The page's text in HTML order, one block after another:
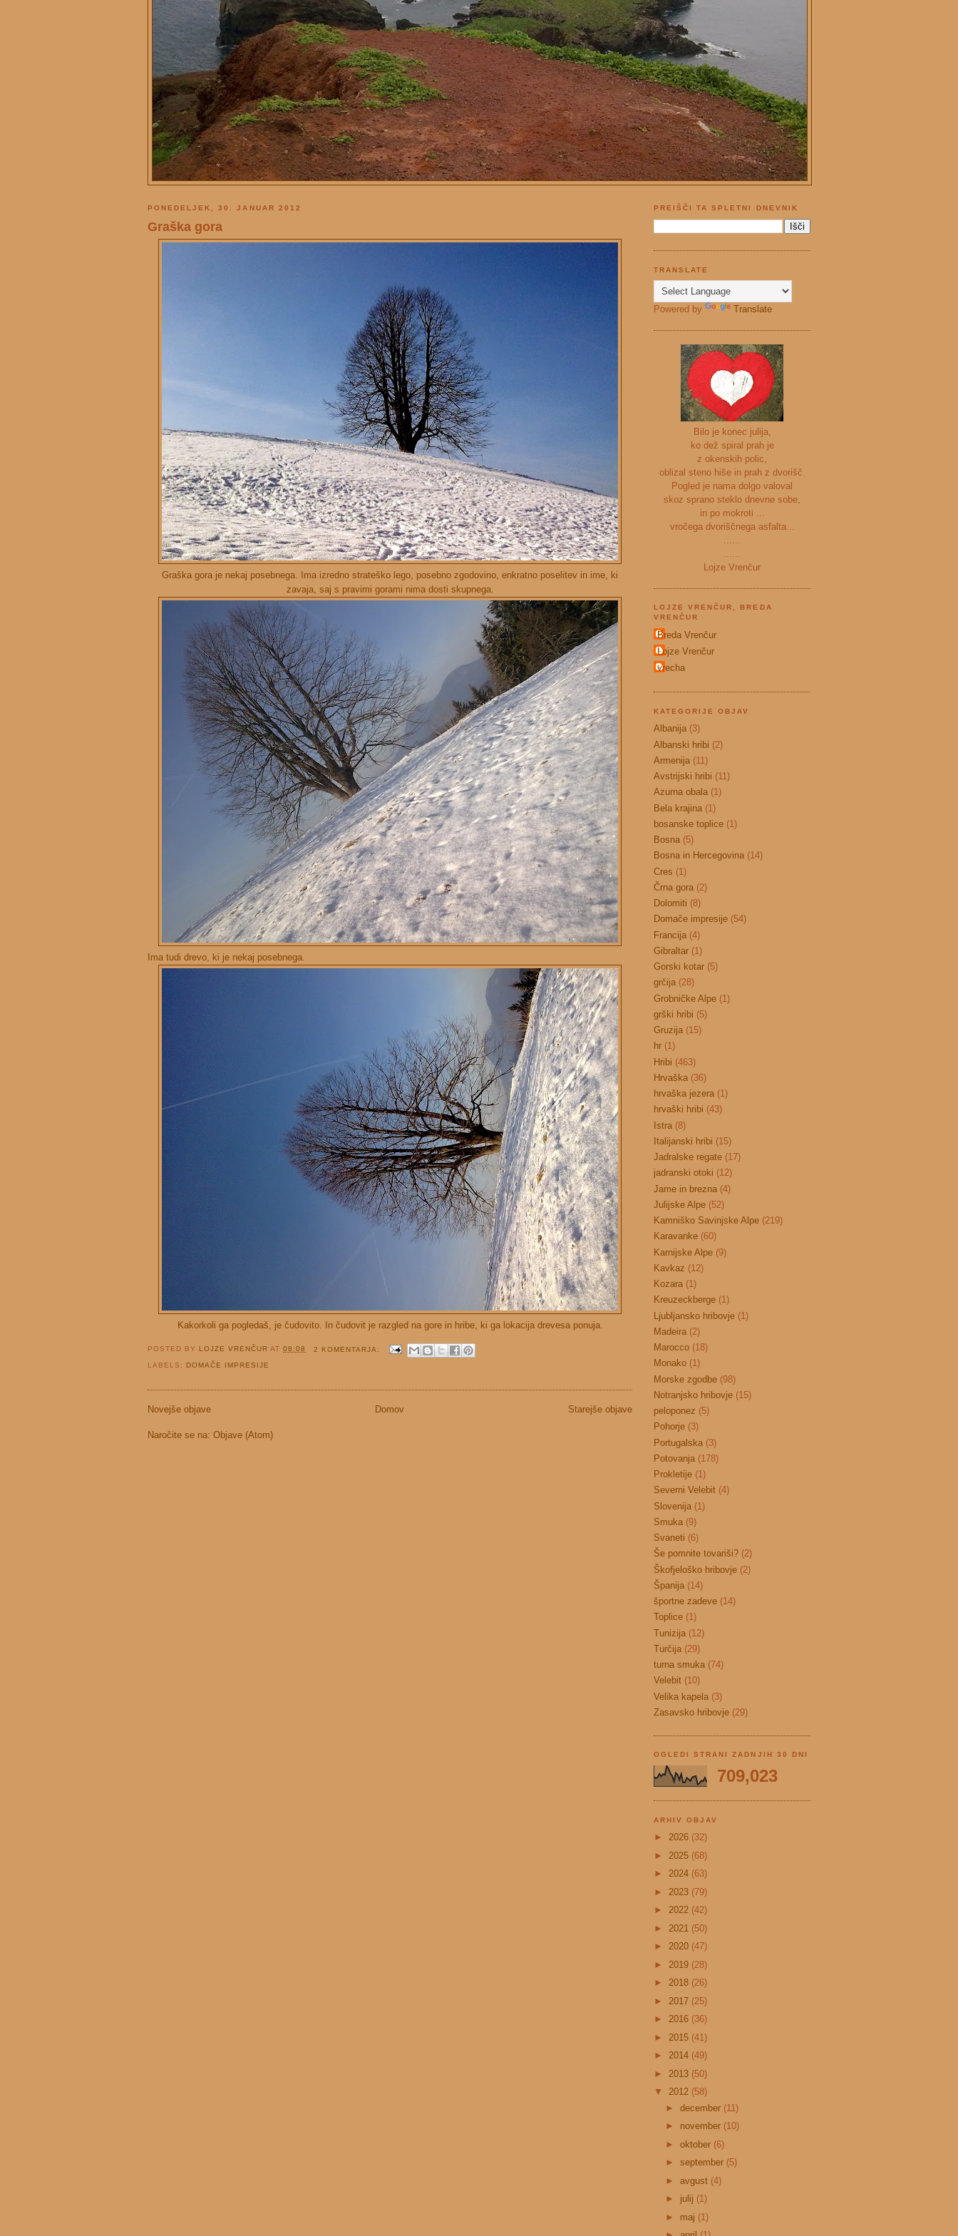
PONEDELJEK, 30. JANUAR 2012
Graška gora
Graška gora je nekaj posebnega. Ima izredno strateško lego, posebno zgodovino, enkratno poselitev in ime, ki
zavaja, saj s pravimi gorami nima dosti skupnega.
Ima tudi drevo, ki je nekaj posebnega.
Kakorkoli ga pogledaš, je čudovito. In čudovit je razgled na gore in hribe, ki ga lokacija drevesa ponuja.
POSTED BY LOJZE VRENČURAT08:08
2 KOMENTARJA:
LABELS: DOMAČE IMPRESIJE
Novejše objave Starejše objave
Domov
Naročite se na: Objave (Atom)
PREIŠČI TA SPLETNI DNEVNIK
TRANSLATE
Powered by Translate
Bilo je konec julija,
ko dež spiral prah je
z okenskih polic,
oblizal steno hiše in prah z dvorišč.
Pogled je nama dolgo valoval
skoz sprano steklo dnevne sobe,
in po mokroti ...
vročega dvoriščnega asfalta...
......
......
Lojze Vrenčur
LOJZE VRENČUR, BREDA
VRENČUR
Breda Vrenčur
Lojze Vrenčur
vrecha
KATEGORIJE OBJAV
Albanija (3)
Albanski hribi (2)
Armenija (11)
Avstrijski hribi (11)
Azurna obala (1)
Bela krajina (1)
bosanske toplice (1)
Bosna (5)
Bosna in Hercegovina (14)
Cres (1)
Črna gora (2)
Dolomiti (8)
Domače impresije (54)
Francija (4)
Gibraltar (1)
Gorski kotar (5)
grčija (28)
Grobničke Alpe (1)
grški hribi (5)
Gruzija (15)
hr (1)
Hribi (463)
Hrvaška (36)
hrvaška jezera (1)
hrvaški hribi (43)
Istra (8)
Italijanski hribi (15)
Jadralske regate (17)
jadranski otoki (12)
Jame in brezna (4)
Julijske Alpe (52)
Kamniško Savinjske Alpe (219)
Karavanke (60)
Karnijske Alpe (9)
Kavkaz (12)
Kozara (1)
Kreuzeckberge (1)
Ljubljansko hribovje (1)
Madeira (2)
Marocco (18)
Monako (1)
Morske zgodbe (98)
Notranjsko hribovje (15)
peloponez (5)
Pohorje (3)
Portugalska (3)
Potovanja (178)
Prokletije (1)
Severni Velebit (4)
Slovenija (1)
Smuka (9)
Svaneti (6)
Še pomnite tovariši? (2)
Škofjeloško hribovje (2)
Španija (14)
športne zadeve (14)
Toplice (1)
Tunizija (12)
Turčija (29)
turna smuka (74)
Velebit (10)
Velika kapela (3)
Zasavsko hribovje (29)
OGLEDI STRANI ZADNJIH 30 DNI
709,023
ARHIV OBJAV
► 2026 (32)
► 2025 (68)
► 2024 (63)
► 2023 (79)
► 2022 (42)
► 2021 (50)
► 2020 (47)
► 2019 (28)
► 2018 (26)
► 2017 (25)
► 2016 (36)
► 2015 (41)
► 2014 (49)
► 2013 (50)
▼ 2012 (58)
► december (11)
► november (10)
► oktober (6)
► september (5)
► avgust (4)
► julij (1)
► maj (1)